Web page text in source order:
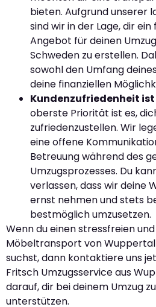
bieten. Aufgrund unserer
sind wir in der Lage, dir
Angebot für deinen
Schweden zu erstellen.
sowohl den Umfang
deine finanziellen
Kundenzufriedenheit ist
oberste Priorität ist es,
zufriedenzustellen. Wir
eine offene
Betreuung während des
Umzugsprozesses. Du
verlassen, dass wir deine
ernst nehmen und stets
bestmöglich umzusetzen.
Wenn du einen stressfreien
Möbeltransport von
suchst, dann kontaktiere uns
Fritsch Umzugsservice aus
darauf, dir bei deinem Umzug
unterstützen.